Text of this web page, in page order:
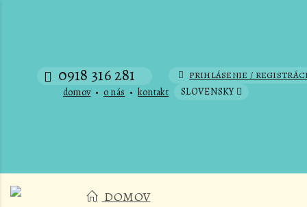
0918 316 281
domov• o nás • kontakt
PRIHLÁSENIE /
SLOVENSKY
DOMOV